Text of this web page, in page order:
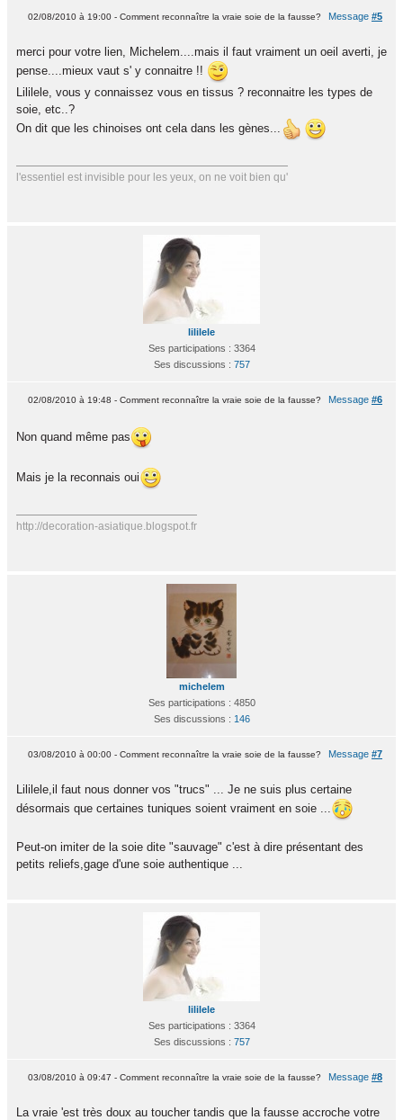
Message #5
02/08/2010 à 19:00 - Comment reconnaître la vraie soie de la fausse?
merci pour votre lien, Michelem....mais il faut vraiment un oeil averti, je
pense....mieux vaut s' y connaitre !!
Lililele, vous y connaissez vous en tissus ? reconnaitre les types de
soie, etc..?
On dit que les chinoises ont cela dans les gènes...
l'essentiel est invisible pour les yeux, on ne voit bien qu'
lililele
Ses participations : 3364
Ses discussions : 757
Message #6
02/08/2010 à 19:48 - Comment reconnaître la vraie soie de la fausse?
Non quand même pas
Mais je la reconnais oui
http://decoration-asiatique.blogspot.fr
michelem
Ses participations : 4850
Ses discussions : 146
Message #7
03/08/2010 à 00:00 - Comment reconnaître la vraie soie de la fausse?
Lililele,il faut nous donner vos "trucs" ... Je ne suis plus certaine
désormais que certaines tuniques soient vraiment en soie ...
Peut-on imiter de la soie dite "sauvage" c'est à dire présentant des
petits reliefs,gage d'une soie authentique ...
lililele
Ses participations : 3364
Ses discussions : 757
Message #8
03/08/2010 à 09:47 - Comment reconnaître la vraie soie de la fausse?
La vraie 'est très doux au toucher tandis que la fausse accroche votre